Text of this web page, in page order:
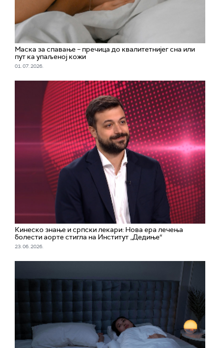
Маска за спавање – пречица до квалитетнијег сна или
пут ка упаљеној кожи
01. 07. 2026.
Кинеско знање и српски лекари: Нова ера лечења
болести аорте стигла на Институт „Дедиње“
23. 06. 2026.